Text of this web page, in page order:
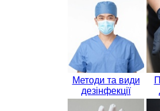
Методи та види
дезінфекції